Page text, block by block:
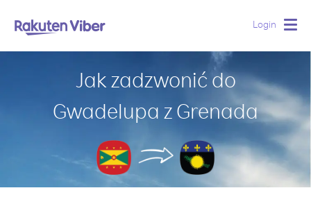
Login
Jak zadzwonić do
Gwadelupa z Grenada